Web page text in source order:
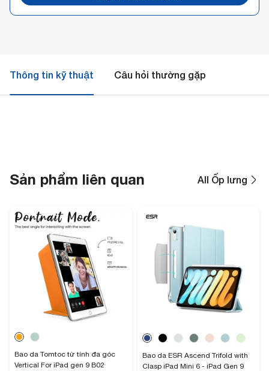
Thông tin kỹ thuật Câu hỏi thường gặp
Sản phẩm liên quan All Ốp lưng
Bao da Tomtoc từ tính đa góc
Vertical For iPad gen 9 B02
Bao da ESR Ascend Trifold with
Clasp iPad Mini 6 - iPad Gen 9